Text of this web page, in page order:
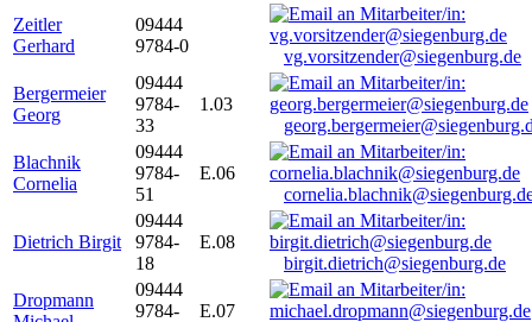
Zeitler
Gerhard
09444
9784-0
vg.vorsitzender@siegenburg.de
Bergermeier
Georg
09444
9784-
33
1.03
Blachnik
Cornelia
09444
9784-
51
E.06
Dietrich Birgit
09444
9784-
18
E.08
birgit.dietrich@siegenburg.de
Dropmann
09444
9784-
E.07